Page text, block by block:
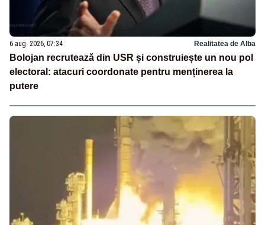
6 aug. 2026, 07:34 Realitatea de Alba
Bolojan recrutează din USR și construiește un nou pol
electoral: atacuri coordonate pentru menținerea la
putere